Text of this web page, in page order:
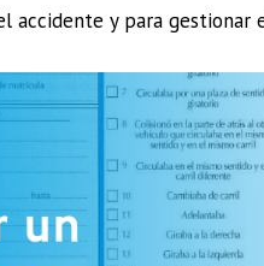
y para gestionar